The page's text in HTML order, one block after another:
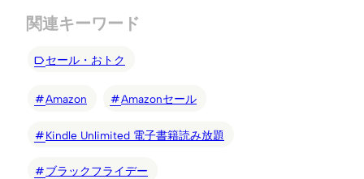
関連キーワード
セール・おトク
Amazon Amazonセール
Kindle Unlimited 電子書籍読み放題
ブラックフライデー